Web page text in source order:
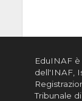
EduINAF
dell'INAF,
Tribunale